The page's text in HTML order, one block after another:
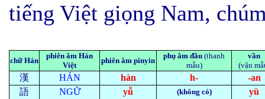
tiếng Việt giọng Nam,
chữ Hán
phiên âm Hán
Việt
phiên âm pinyin
phụ âm đầu (thanh
mẫu)
vần
(vận
漢 HÁN hàn h-
-an
語
NGỮ yǚ (không có) yü